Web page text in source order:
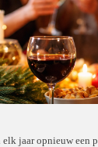
elk jaar opnieuw een